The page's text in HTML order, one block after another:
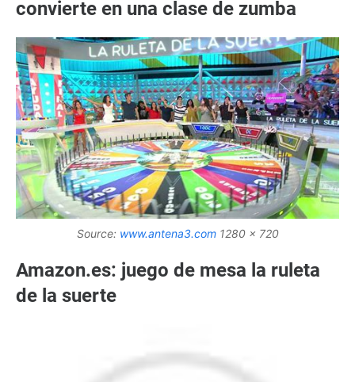
convierte en una clase de zumba
Source: www.antena3.com1280 x 720
Amazon.es: juego de mesa la ruleta
de la suerte